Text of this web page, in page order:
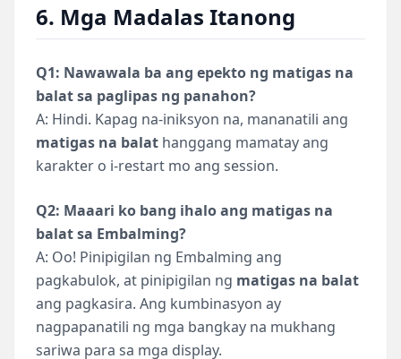
6. Mga Madalas Itanong
Q1: Nawawala ba ang epekto ng matigas na
balat sa paglipas ng panahon?
A: Hindi. Kapag na-iniksyon na, mananatili ang
matigas na balat hanggang mamatay ang
karakter o i-restart mo ang session.
Q2: Maaari ko bang ihalo ang matigas na
balat sa Embalming?
A: Oo! Pinipigilan ng Embalming ang
pagkabulok, at pinipigilan ng matigas na balat
ang pagkasira. Ang kumbinasyon ay
nagpapanatili ng mga bangkay na mukhang
sariwa para sa mga display.